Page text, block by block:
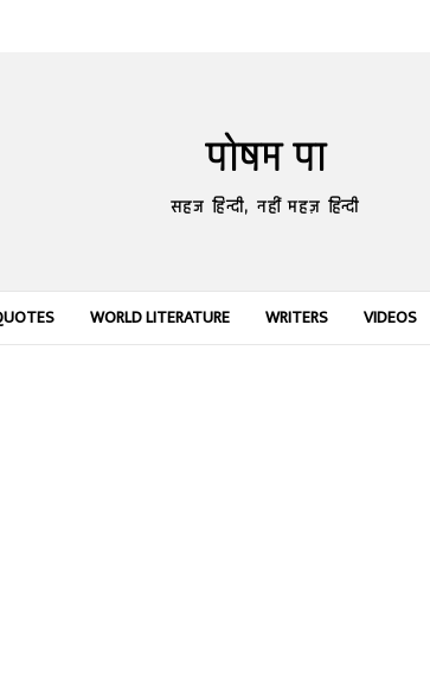
पोषम पा
सहज हिन्दी, नहीं महज़ हिन्दी
WORLD LITERATURE WRITERS VIDEOS